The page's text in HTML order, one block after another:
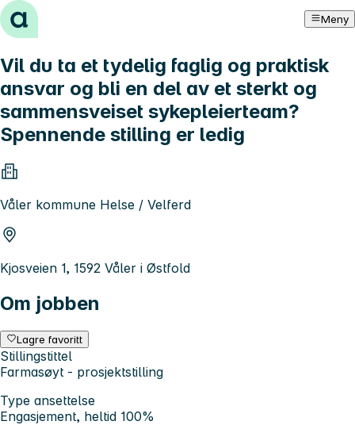
Hopp til innhold Meny
Vil du ta et tydelig faglig og praktisk
ansvar og bli en del av et sterkt og
sammensveiset sykepleierteam?
Spennende stilling er ledig
Våler kommune Helse / Velferd
Kjosveien 1, 1592 Våler i Østfold
Om jobben
Lagre favoritt
Stillingstittel
Farmasøyt - prosjektstilling
Type ansettelse
Engasjement, heltid 100%